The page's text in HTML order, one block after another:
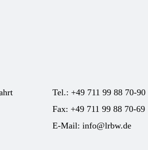
Tel.: +49 711 99 88 70-90
Fax: +49 711 99 88 70-69
E-Mail: info@lrbw.de